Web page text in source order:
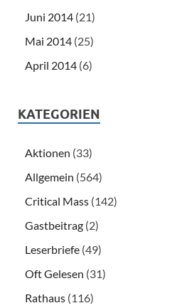
Juni 2014 (21)
Mai 2014 (25)
April 2014 (6)
KATEGORIEN
Aktionen (33)
Allgemein (564)
Critical Mass (142)
Gastbeitrag (2)
Leserbriefe (49)
Oft Gelesen (31)
Rathaus (116)